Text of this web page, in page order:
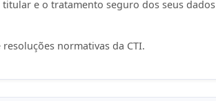
e o tratamento seguro dos seus
normativas da CTI.